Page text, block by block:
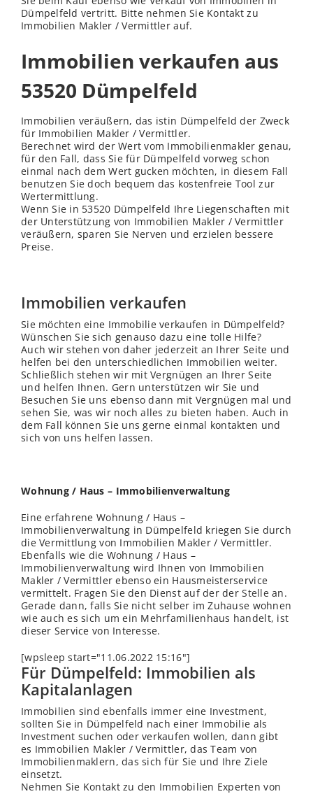
Dümpelfeld vertritt. Bitte nehmen Sie Kontakt zu
Immobilien Makler / Vermittler auf.
Immobilien verkaufen aus
53520 Dümpelfeld
Immobilien veräußern, das istin Dümpelfeld der Zweck
für Immobilien Makler / Vermittler.
Berechnet wird der Wert vom Immobilienmakler genau,
für den Fall, dass Sie für Dümpelfeld vorweg schon
einmal nach dem Wert gucken möchten, in diesem Fall
benutzen Sie doch bequem das kostenfreie Tool zur
Wertermittlung.
Wenn Sie in 53520 Dümpelfeld Ihre Liegenschaften mit
der Unterstützung von Immobilien Makler / Vermittler
veräußern, sparen Sie Nerven und erzielen bessere
Preise.
Immobilien verkaufen
Sie möchten eine Immobilie verkaufen in Dümpelfeld?
Wünschen Sie sich genauso dazu eine tolle Hilfe?
Auch wir stehen von daher jederzeit an Ihrer Seite und
helfen bei den unterschiedlichen Immobilien weiter.
Schließlich stehen wir mit Vergnügen an Ihrer Seite
und helfen Ihnen. Gern unterstützen wir Sie und
Besuchen Sie uns ebenso dann mit Vergnügen mal und
sehen Sie, was wir noch alles zu bieten haben. Auch in
dem Fall können Sie uns gerne einmal kontakten und
sich von uns helfen lassen.
Wohnung / Haus – Immobilienverwaltung
Eine erfahrene Wohnung / Haus –
Immobilienverwaltung in Dümpelfeld kriegen Sie durch
die Vermittlung von Immobilien Makler / Vermittler.
Ebenfalls wie die Wohnung / Haus –
Immobilienverwaltung wird Ihnen von Immobilien
Makler / Vermittler ebenso ein Hausmeisterservice
vermittelt. Fragen Sie den Dienst auf der derStellean.
Gerade dann, falls Sie nicht selber im Zuhause wohnen
wie auch es sich um ein Mehrfamilienhaus handelt, ist
dieser Service von Interesse.
[wpsleep start="11.06.2022 15:16"]
Für Dümpelfeld: Immobilien als
Kapitalanlagen
Immobilien sind ebenfalls immer eine Investment,
sollten Sie in Dümpelfeld nach einer Immobilie als
Investment suchen oder verkaufen wollen, dann gibt
es Immobilien Makler / Vermittler, das Team von
Immobilienmaklern, das sich für Sie und Ihre Ziele
einsetzt.
Nehmen Sie Kontakt zu den Immobilien Experten von